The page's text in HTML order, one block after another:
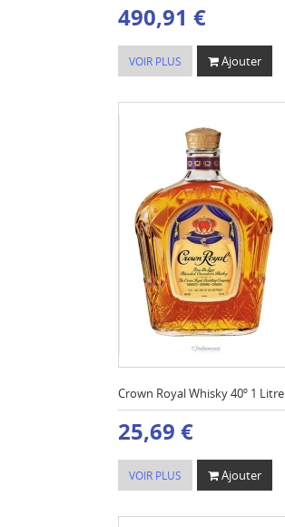
490,91 €
VOIR PLUS Ajouter
Crown Royal Whisky 40º 1 Litre
25,69 €
VOIR PLUS Ajouter